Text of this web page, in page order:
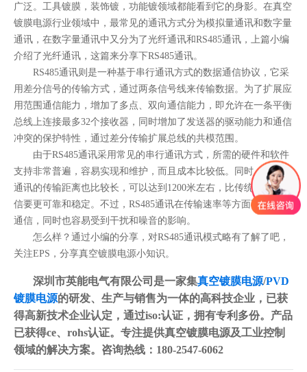
广泛。工具镀膜，装饰镀，功能镀领域都能看到它的身影。在真空
镀膜电源行业领域中，最常见的通讯方式分为模拟量通讯和数字量
通讯，在数字量通讯中又分为了光纤通讯和RS485通讯，上篇小编
介绍了光纤通讯，这篇来分享下RS485通讯。
RS485通讯则是一种基于串行通讯方式的数据通信协议，它采
用差分信号的传输方式，通过两条信号线来传输数据。为了扩展应
用范围通信能力，增加了多点、双向通信能力，即允许在一条平衡
总线上连接最多32个接收器，同时增加了发送器的驱动能力和通信
冲突的保护特性，通过差分传输扩展总线的共模范围。
由于RS485通讯采用常见的串行通讯方式，所需的硬件和软件
支持非常普遍，容易实现和维护，而且成本比较低。同时，RS485
通讯的传输距离也比较长，可以达到1200米左右，比传统的串行通
信要更可靠和稳定。不过，RS485通讯在传输速率等方面不如光纤
通信，同时也容易受到干扰和噪音的影响。
怎么样？通过小编的分享，对RS485通讯模式略有了解了吧，
关注EPS，分享真空镀膜电源小知识。
深圳市英能电气有限公司是一家集真空镀膜电源/PVD
镀膜电源的研发、生产与销售为一体的高科技企业，已获
得高新技术企业认定，通过iso:认证，拥有专利多份。产品
已获得ce、rohs认证。专注提供真空镀膜电源及工业控制
领域的解决方案。咨询热线：180-2547-6062